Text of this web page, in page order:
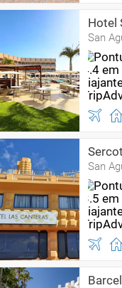
Hotel
San
San